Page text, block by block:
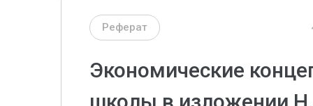
Реферат
Экономические